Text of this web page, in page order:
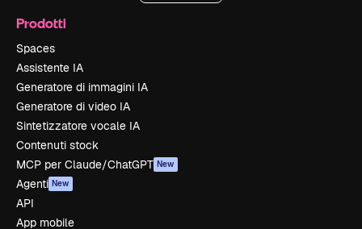
Prodotti
Spaces
Assistente IA
Generatore di immagini IA
Generatore di video IA
Sintetizzatore vocale IA
Contenuti stock
MCP per Claude/ChatGPT New
Agenti New
API
App mobile